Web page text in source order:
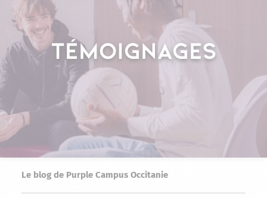
TÉMOIGNAGES
Le blog de Purple Campus Occitanie